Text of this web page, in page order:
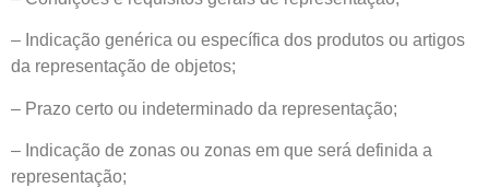
– Indicação genérica ou específica dos produtos ou artigos
da representação de objetos;
– Prazo certo ou indeterminado da representação;
– Indicação de zonas ou zonas em que será definida a
representação;